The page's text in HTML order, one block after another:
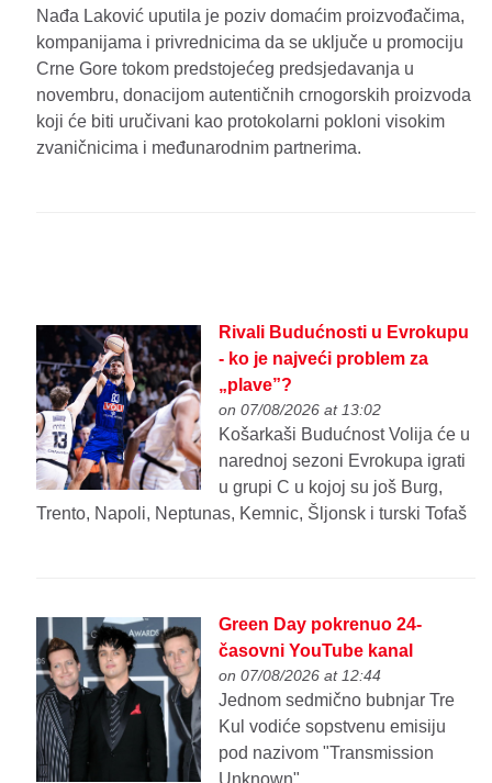
Nađa Laković uputila je poziv domaćim proizvođačima,
kompanijama i privrednicima da se uključe u promociju
Crne Gore tokom predstojećeg predsjedavanja u
novembru, donacijom autentičnih crnogorskih proizvoda
koji će biti uručivani kao protokolarni pokloni visokim
zvaničnicima i međunarodnim partnerima.
Rivali Budućnosti u Evrokupu
- ko je najveći problem za
„plave”?
on 07/08/2026 at 13:02
Košarkaši Budućnost Volija će u
narednoj sezoni Evrokupa igrati
u grupi C u kojoj su još Burg,
Trento, Napoli, Neptunas, Kemnic, Šljonsk i turski Tofaš
Green Day pokrenuo 24-
časovni YouTube kanal
on 07/08/2026 at 12:44
Jednom sedmično bubnjar Tre
Kul vodiće sopstvenu emisiju
pod nazivom "Transmission